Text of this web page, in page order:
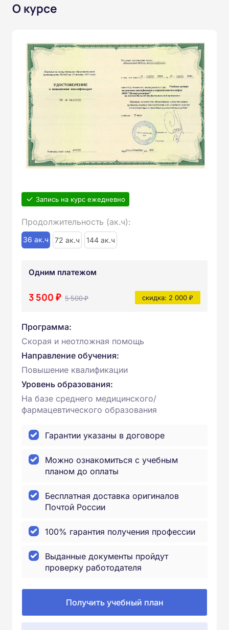
О курсе
Запись на курс ежедневно
Продолжительность (ак.ч):
36 ак.ч 72 ак.ч 144 ак.ч
Одним платежом
3 500 ₽ 5 500 ₽ скидка: 2 000 ₽
Программа:
Скорая и неотложная помощь
Направление обучения:
Повышение квалификации
Уровень образования:
На базе среднего медицинского/
фармацевтического образования
Гарантии указаны в договоре
Можно ознакомиться с учебным
планом до оплаты
Бесплатная доставка оригиналов
Почтой России
100% гарантия получения профессии
Выданные документы пройдут
проверку работодателя
Получить учебный план